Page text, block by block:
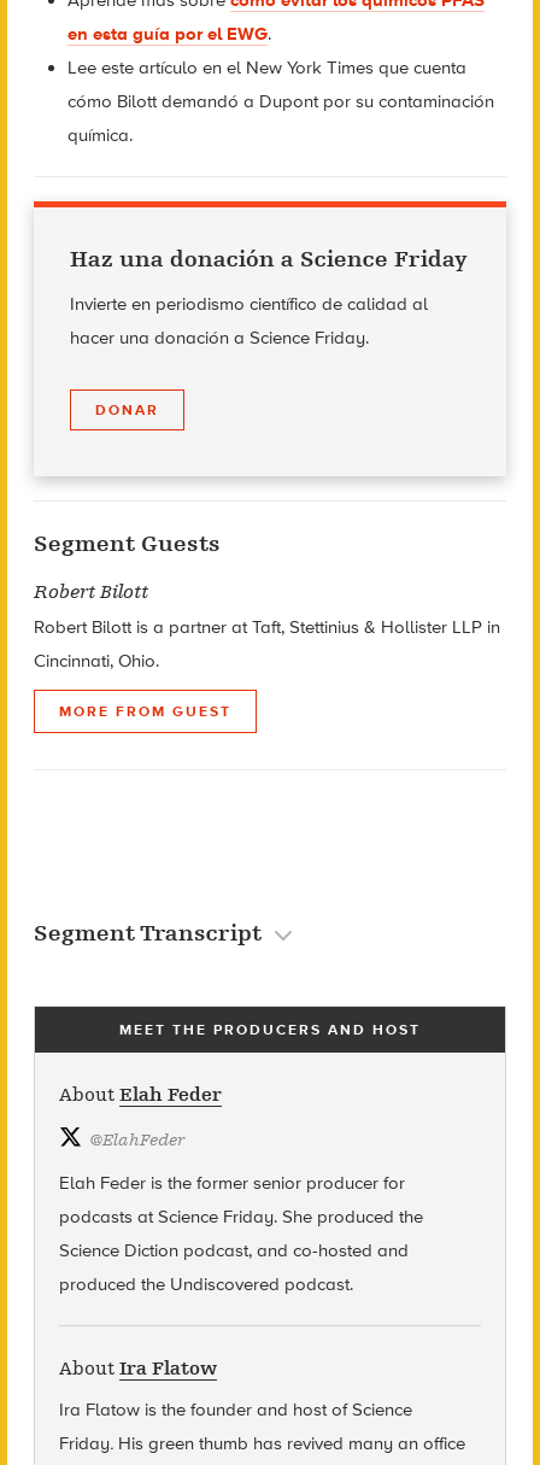
en esta guía por el EWG.
Lee este artículo en el New York Times que cuenta
cómo Bilott demandó a Dupont por su contaminación
química.
Haz una donación a Science Friday
Invierte en periodismo científico de calidad al
hacer una donación a Science Friday.
DONAR
Segment Guests
Robert Bilott
Robert Bilott is a partner at Taft, Stettinius & Hollister LLP in
Cincinnati, Ohio.
MORE FROM GUEST
Segment Transcript
MEET THE PRODUCERS AND HOST
About Elah Feder
@ElahFeder
Elah Feder is the former senior producer for
podcasts at Science Friday. She produced the
Science Diction podcast, and co-hosted and
produced the Undiscovered podcast.
About Ira Flatow
Ira Flatow is the founder and host of Science
Friday. His green thumb has revived many an office